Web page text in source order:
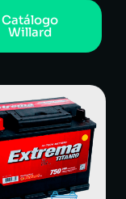
Catálogo
Willard